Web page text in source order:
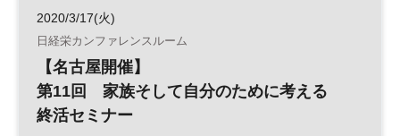
2020/3/17(火)
日経栄カンファレンスルーム
【名古屋開催】
第11回 家族そして自分のために考える
終活セミナー